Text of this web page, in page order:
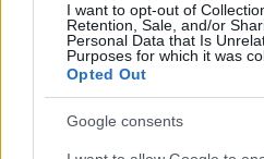
I want to opt-out of
Retention, Sale, and/or
Personal Data that Is
Purposes for which it was
Opted Out
Google consents
News Hub UK